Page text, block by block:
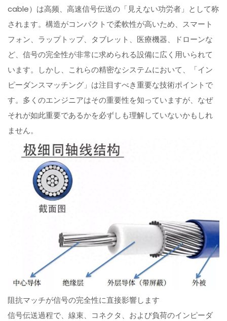
cable）は高频、高速信号伝送の「見えない功労者」として称
されます。構造がコンパクトで柔軟性が高いため、スマート
フォン、ラップトップ、タブレット、医療機器、ドローンな
ど、信号の完全性が非常に求められる設備に広く用いられて
います。しかし、これらの精密なシステムにおいて、「イン
ピーダンスマッチング」は注目すべき重要な技術ポイントで
す。多くのエンジニアはその重要性を知っていますが、なぜ
それが如此重要であるかを必ずしも理解していないかもしれ
ません。
阻抗マッチが信号の完全性に直接影響します
信号伝送過程で、線束、コネクタ、および負荷のインピーダ